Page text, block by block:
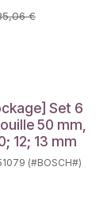
€
Set 6
50 mm,
12; 13 mm
(#BOSCH#)